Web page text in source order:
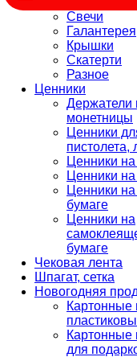
Свечи
Галантерея
Крышки
Скатерти
Разное
Ценники
Держатели
монетницы
Ценники
пистолета,
Ценники
Ценники
Ценники
бумаге
Ценники на
бумаге
Чековая лента
Шпагат, сетка
Новогодняя
Картонные
Картонные
для